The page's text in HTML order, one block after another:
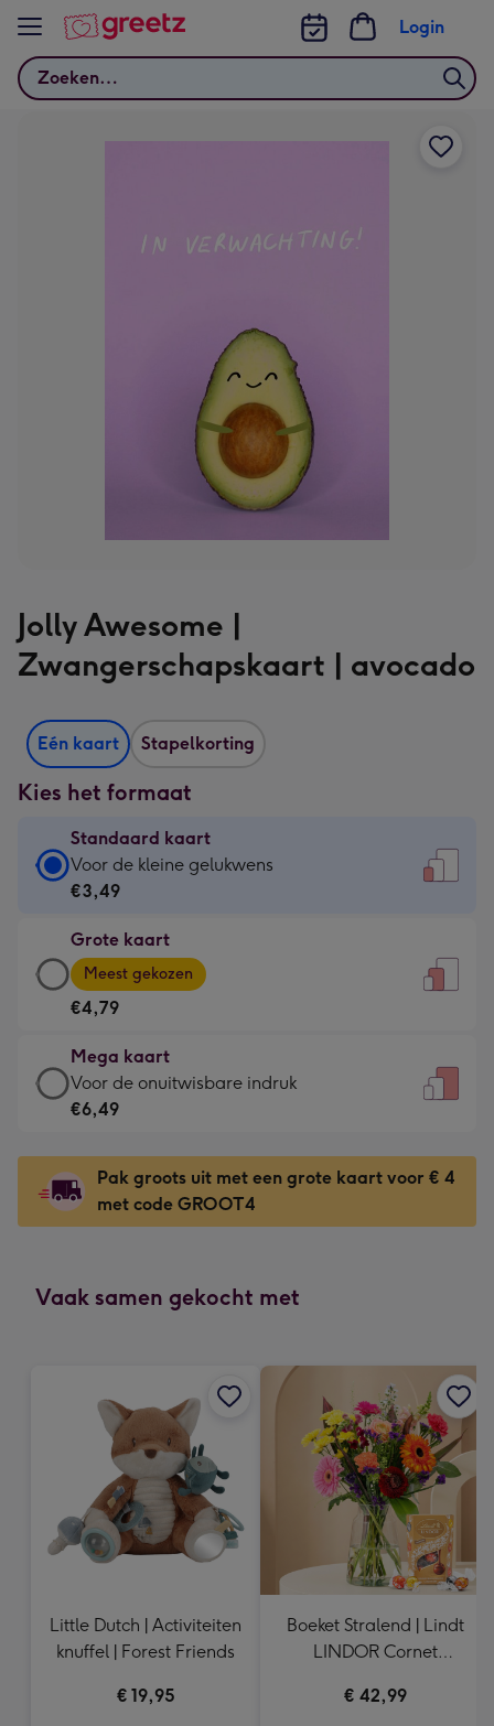
Bekijk meer
Zoeken
Login
Jolly Awesome |
Zwangerschapskaart | avocado
Eén kaart Stapelkorting
Kies het formaat
Standaard kaart
Standaard
kaart
€3,49
-
Voor
kleine
gelukwens
-
120
x
160
mm
Voor de kleine gelukwens
€3,49
Grote kaart
Grote
kaart
-
€4,79
-
Meest
gekozen
Dimensions:
167
x
Meest gekozen
€4,79
Mega kaart
Mega
kaart
€6,49
-
Voor
indruk
333
Voor de onuitwisbare indruk
€6,49
Pak groots uit met een grote kaart voor € 4
met code GROOT4
Vaak samen gekocht met
Little Dutch | Activiteiten
knuffel | Forest Friends
€ 19,95
Boeket Stralend | Lindt
LINDOR Cornet
€ 42,99